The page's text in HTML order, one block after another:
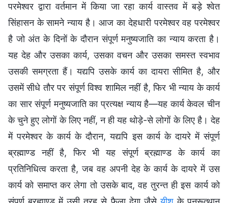
परमेश्वर द्वारा वर्तमान में किया जा रहा कार्य वास्तव में बड़े श्वेत
सिंहासन के सामने न्याय है। आज का देहधारी परमेश्वर वह परमेश्वर
है जो अंत के दिनों के दौरान संपूर्ण मनुष्यजाति का न्याय करता है।
यह देह और उसका कार्य, उसका वचन और उसका समस्त स्वभाव
उसकी समग्रता हैं। यद्यपि उसके कार्य का दायरा सीमित है, और
उसमें सीधे तौर पर संपूर्ण विश्व शामिल नहीं है, फिर भी न्याय के कार्य
का सार संपूर्ण मनुष्यजाति का प्रत्यक्ष न्याय है—यह कार्य केवल चीन
के चुने हुए लोगों के लिए नहीं, न ही यह थोड़े-से लोगों के लिए है। देह
में परमेश्वर के कार्य के दौरान, यद्यपि इस कार्य के दायरे में संपूर्ण
ब्रह्माण्ड नहीं है, फिर भी यह संपूर्ण ब्रह्माण्ड के कार्य का
प्रतिनिधित्व करता है, जब वह अपनी देह के कार्य के दायरे में उस
कार्य को समाप्त कर लेगा तो उसके बाद, वह तुरन्त ही इस कार्य को